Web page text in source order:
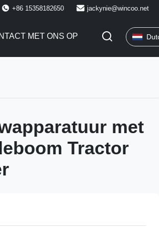
+86 15358182650 jackynie@wincoo.net
MET ONS OP
met
Tractor